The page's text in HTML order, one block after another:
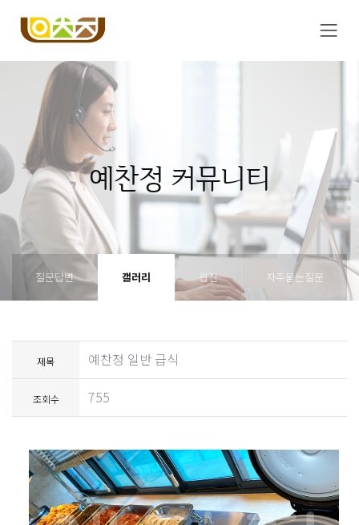
예찬정 커뮤니티
질문답변 갤러리 웹진 자주묻는질문
제목 예찬정 일반 급식
조회수 755